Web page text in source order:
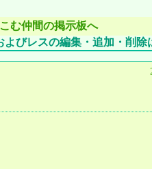
む仲間の掲示板へ
びレスの編集・追加・削除